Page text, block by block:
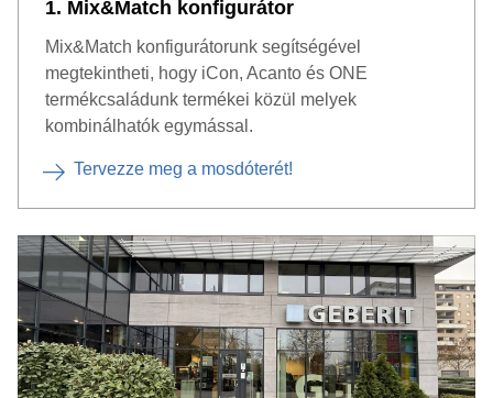
1. Mix&Match konfigurátor
Mix&Match konfigurátorunk segítségével
megtekintheti, hogy iCon, Acanto és ONE
termékcsaládunk termékei közül melyek
kombinálhatók egymással.
Tervezze meg a mosdóterét!